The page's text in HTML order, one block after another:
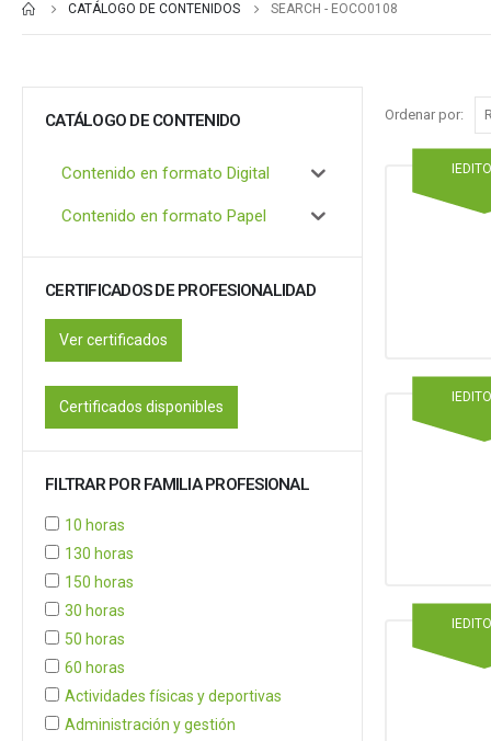
CATÁLOGO DE CONTENIDOS SEARCH - EOCO0108
Ordenar por:
CATÁLOGO DE CONTENIDO
Contenido en formato Digital
Contenido en formato Papel
CERTIFICADOS DE PROFESIONALIDAD
Ver certificados
Certificados disponibles
FILTRAR POR FAMILIA PROFESIONAL
10 horas
130 horas
150 horas
30 horas
50 horas
60 horas
Actividades físicas y deportivas
Administración y gestión